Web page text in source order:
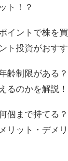
ト！？
イントで株を
ト投資がおす
齢制限がある
るのかを解説！
個まで持てる
リット・デメ